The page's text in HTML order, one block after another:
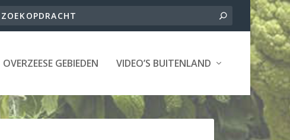
OVERZEESE GEBIEDEN VIDEO’S BUITENLAND